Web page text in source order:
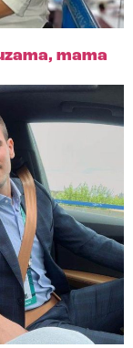
mama